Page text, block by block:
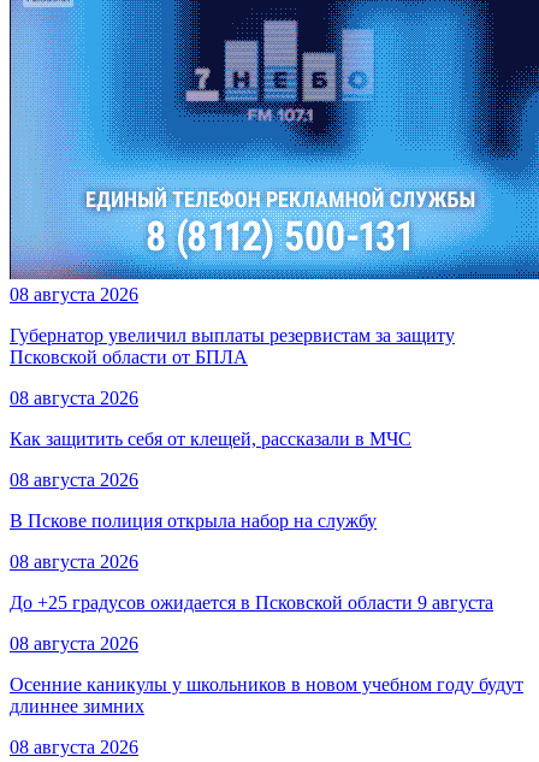
08 августа 2026
Губернатор увеличил выплаты резервистам за защиту
Псковской области от БПЛА
08 августа 2026
Как защитить себя от клещей, рассказали в МЧС
08 августа 2026
В Пскове полиция открыла набор на службу
08 августа 2026
До +25 градусов ожидается в Псковской области 9 августа
08 августа 2026
Осенние каникулы у школьников в новом учебном году будут
длиннее зимних
08 августа 2026